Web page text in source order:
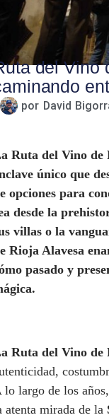
del Vino
por David
Ruta del Vino de
único que
opciones para
desde la
villas o la
Rioja Alavesa
pasado y
Ruta del Vino de
lo largo de los
atenta mirada de la